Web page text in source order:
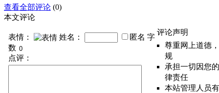
查看全部评论 (0)
本文评论
表情： 姓名： 匿名 字
数
点评：
评论声明
尊重网上道德
规
承担一切因您
律责任
本站管理人员